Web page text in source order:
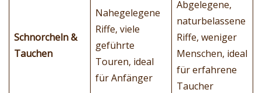
Schnorcheln &
Tauchen
Nahegelegene
Riffe, viele
geführte
Touren, ideal
für Anfänger
Abgelegene,
naturbelassene
Riffe, weniger
Menschen, ideal
für erfahrene
Taucher